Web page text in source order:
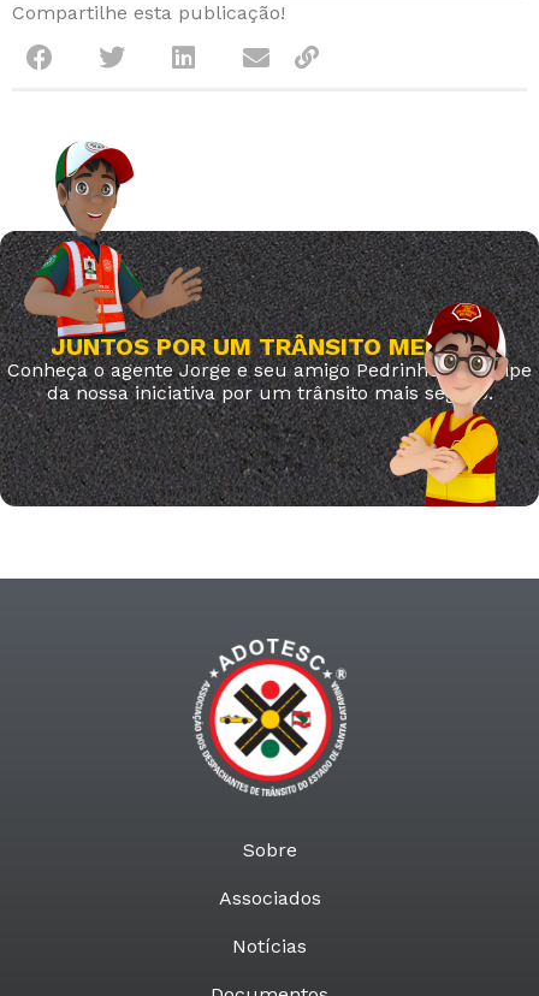
Compartilhe esta publicação!
JUNTOS POR UM TRÂNSITO MELHOR
Conheça o agente Jorge e seu amigo Pedrinho. Participe
da nossa iniciativa por um trânsito mais seguro.
Sobre
Associados
Notícias